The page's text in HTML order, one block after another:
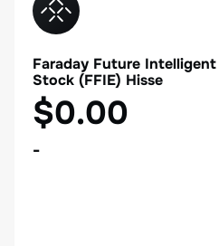
Faraday Future
Stock (FFIE) Hisse
$0.00
-